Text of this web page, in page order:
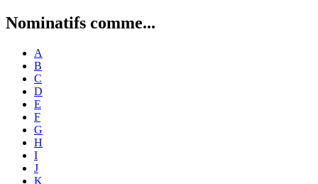
Nominatifs comme...
A
B
C
D
E
F
G
H
I
J
K